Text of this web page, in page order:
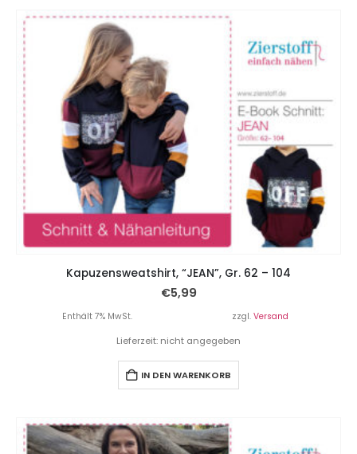
Kapuzensweatshirt, “JEAN”, Gr. 62 – 104
€5,99
Enthält 7% MwSt. zzgl. Versand
Lieferzeit: nicht angegeben
IN DEN WARENKORB